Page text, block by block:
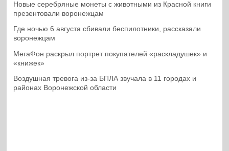
Новые серебряные монеты с животными из Красной книги
презентовали воронежцам
Где ночью 6 августа сбивали беспилотники, рассказали
воронежцам
МегаФон раскрыл портрет покупателей «раскладушек» и
«книжек»
Воздушная тревога из-за БПЛА звучала в 11 городах и
районах Воронежской области